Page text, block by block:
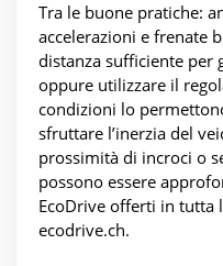
Tra le buone pratiche:
accelerazioni e frenate
distanza sufficiente per
oppure utilizzare il
condizioni lo
sfruttare l’inerzia del
prossimità di incroci o
possono essere
EcoDrive offerti in tutta
ecodrive.ch.